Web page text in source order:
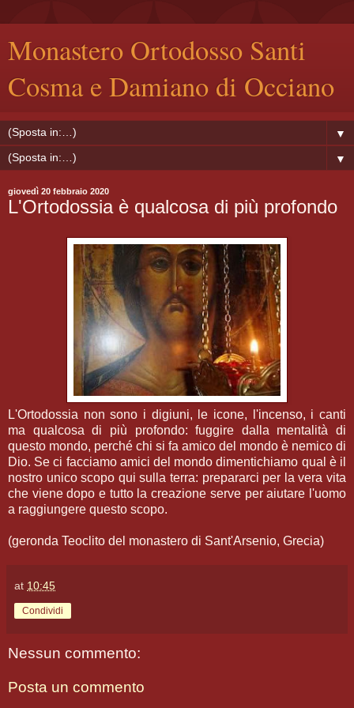
Monastero Ortodosso Santi
Cosma e Damiano di Occiano
▼
▼
giovedì 20 febbraio 2020
L'Ortodossia è qualcosa di più profondo
L'Ortodossia non sono i digiuni, le icone, l'incenso, i canti
ma qualcosa di più profondo: fuggire dalla mentalità di
questo mondo, perché chi si fa amico del mondo è nemico di
Dio. Se ci facciamo amici del mondo dimentichiamo qual è il
nostro unico scopo qui sulla terra: prepararci per la vera vita
che viene dopo e tutto la creazione serve per aiutare l'uomo
a raggiungere questo scopo.
(geronda Teoclito del monastero di Sant'Arsenio, Grecia)
at 10:45
Condividi
Nessun commento:
Posta un commento